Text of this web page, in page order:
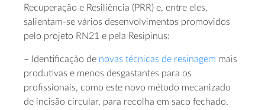
Recuperação e Resiliência (PRR) e, entre eles,
salientam-se vários desenvolvimentos promovidos
pelo projeto RN21 e pela Resipinus:
– Identificação de novas técnicas de resinagem mais
produtivas e menos desgastantes para os
profissionais, como este novo método mecanizado
de incisão circular, para recolha em saco fechado.